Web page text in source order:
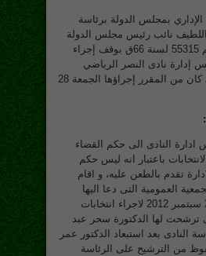
بمجلس الدولة برئاسة
نائب رئيس مجلس الدولة
فى دعوى الطعن رقم 55315 لسنة 66ق بوقف إجراء
إدارة نادى النصر الرياضي
بمصر الجديدة و التى كان من المقرر إجراؤها الجمعة 28
النادى الى حكم القضاء
باعتبار انه ليس حكم
تقدم بالطعن عليه، و اقام
العمومية التى دعا اليها
مسبقا يومى 28 و 29 سبتمبر 2012 لاجراء انتخابات
ترشحت لها الدكتورة سحر عبد
بعد استبعاد الدكتور عمر
من الترشيح على الرئاسة